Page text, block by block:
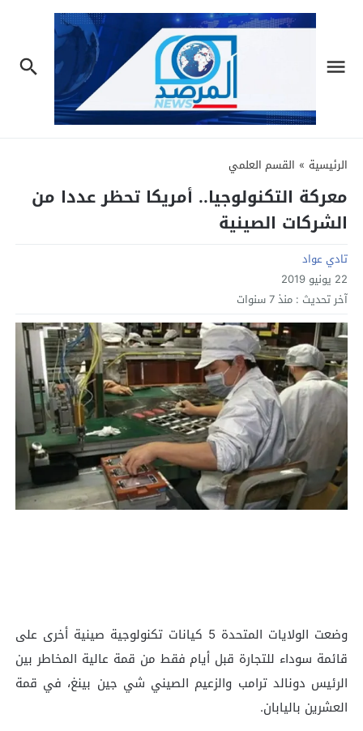
الرئيسية » القسم العلمي
معركة التكنولوجيا.. أمريكا تحظر عددا من
الشركات الصينية
تادي عواد
22 يونيو 2019
آخر تحديث : منذ 7 سنوات
وضعت الولايات المتحدة 5 كيانات تكنولوجية صينية أخرى على
قائمة سوداء للتجارة قبل أيام فقط من قمة عالية المخاطر بين
الرئيس دونالد ترامب والزعيم الصيني شي جين بينغ، في قمة
العشرين باليابان.